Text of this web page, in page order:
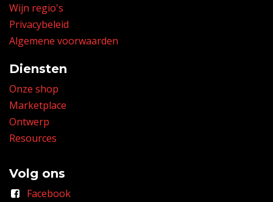
Wijn regio's
Privacybeleid
Algemene voorwaarden
Diensten
Onze shop
Marketplace
Ontwerp
Resources
Volg ons
Facebook